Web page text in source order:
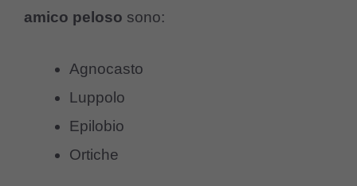
amico peloso sono:
Agnocasto
Luppolo
Epilobio
Ortiche